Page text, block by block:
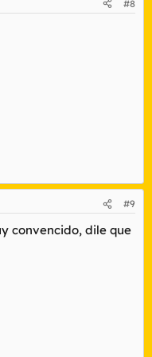
#8
#9
convencido, dile que